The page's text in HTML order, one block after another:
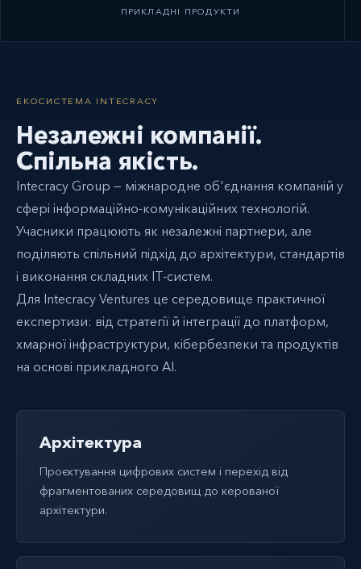
ПРИКЛАДНІ ПРОДУКТИ
ЕКОСИСТЕМА INTECRACY
Незалежні компанії.
Спільна якість.
Intecracy Group — міжнародне об'єднання компаній у
сфері інформаційно-комунікаційних технологій.
Учасники працюють як незалежні партнери, але
поділяють спільний підхід до архітектури, стандартів
і виконання складних IT-систем.
Для Intecracy Ventures це середовище практичної
експертизи: від стратегії й інтеграції до платформ,
хмарної інфраструктури, кібербезпеки та продуктів
на основі прикладного AI.
Архітектура
Проєктування цифрових систем і перехід від
фрагментованих середовищ до керованої
архітектури.